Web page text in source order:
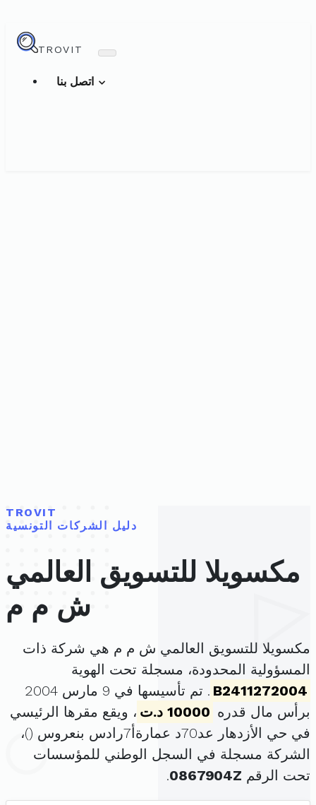
TROVIT
TROVIT
دليل الشركات التونسية
مكسويلا للتسويق العالمي
ش م م
مكسويلا للتسويق العالمي ش م م هي شركة ذات
المسؤولية المحدودة، مسجلة تحت الهوية
B2411272004
. تم تأسيسها في 9 مارس 2004
برأس مال قدره 10000 د.ت
، ويقع مقرها الرئيسي
في حي الأزدهار عد70د عمارةأ7رادس بنعروس (
)،
الشركة مسجلة في السجل الوطني للمؤسسات
تحت الرقم 0867904Z
.